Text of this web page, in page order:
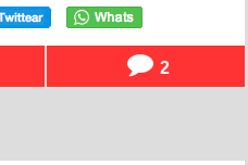
2